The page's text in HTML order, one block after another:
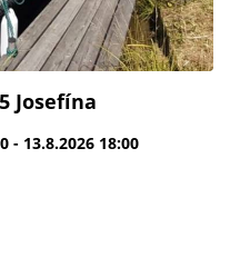
Josefína
- 13.8.2026 18:00